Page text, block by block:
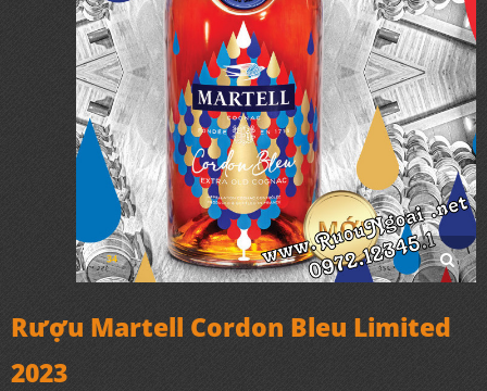
Rượu Martell Cordon Bleu Limited
2023